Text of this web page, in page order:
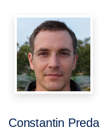
Constantin Preda